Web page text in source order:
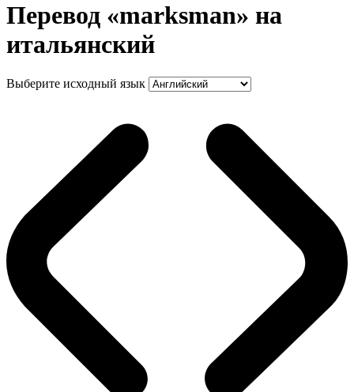
Перевод «marksman» на
итальянский
Выберите исходный язык